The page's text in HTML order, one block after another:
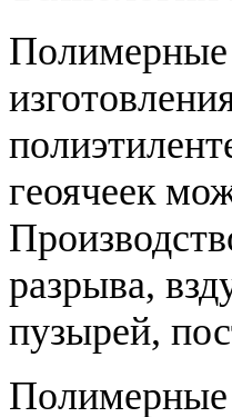
геоячеек
разрыва,
пузырей,
Полимерные